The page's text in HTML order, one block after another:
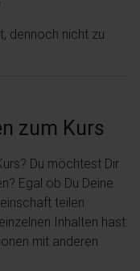
dennoch nicht zu
zum Kurs
Du möchtest Dir
Egal ob Du Deine
teilen
Inhalten hast:
mit anderen